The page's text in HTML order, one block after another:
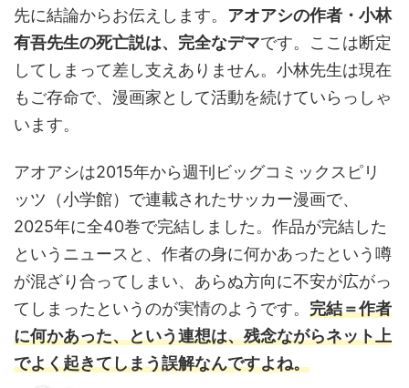
先に結論からお伝えします。 アオアシの作者・小林
有吾先生の死亡説は、完全なデマです。ここは断定
してしまって差し支えありません。小林先生は現在
もご存命で、漫画家として活動を続けていらっしゃ
います。
アオアシは2015年から週刊ビッグコミックスピリ
ッツ（小学館）で連載されたサッカー漫画で、
2025年に全40巻で完結しました。作品が完結した
というニュースと、作者の身に何かあったという噂
が混ざり合ってしまい、あらぬ方向に不安が広がっ
てしまったというのが実情のようです。 完結＝作者
に何かあった、という連想は、残念ながらネット上
でよく起きてしまう誤解なんですよね。